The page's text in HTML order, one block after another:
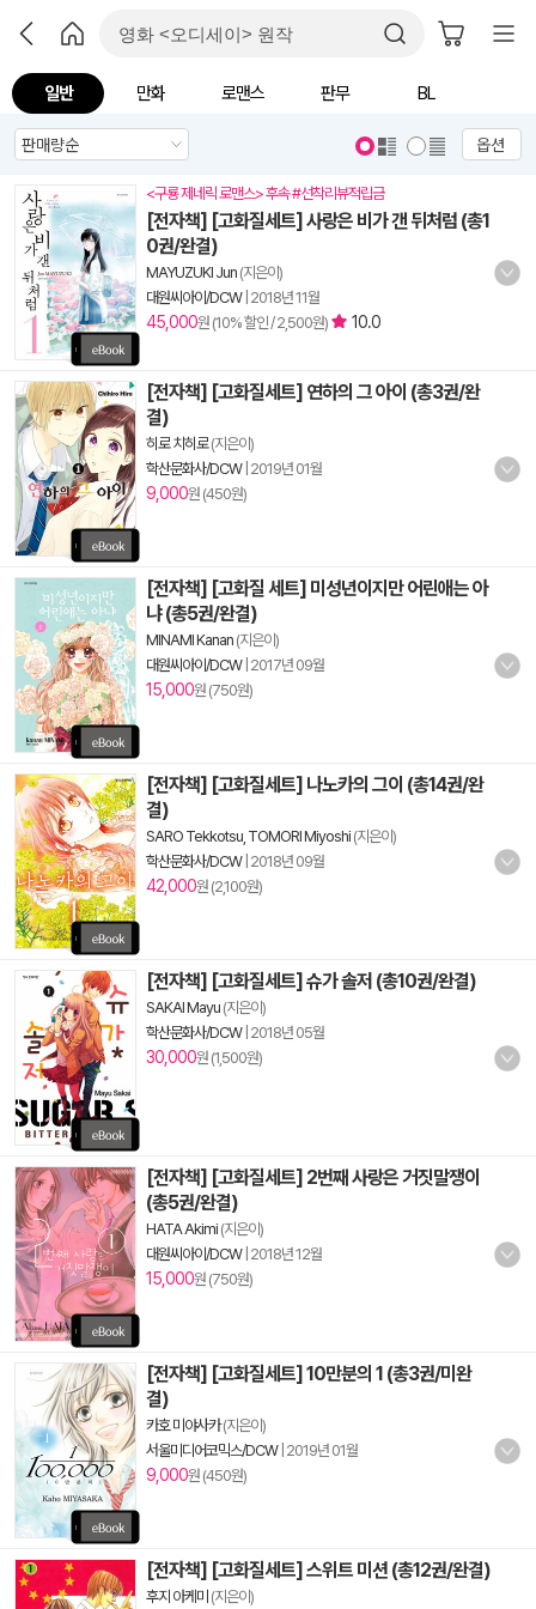
일반 만화 로맨스 판무 BL
옵션
<구룡 제네릭 로맨스> 후속 #선착리뷰적립금
[전자책] [고화질세트] 사랑은 비가 갠 뒤처럼 (총1
0권/완결)
MAYUZUKI Jun (지은이)
대원씨아이/DCW| 2018년 11월
45,000원 (10% 할인 / 2,500원) 10.0
[전자책] [고화질세트] 연하의 그 아이 (총3권/완
결)
히로 치히로(지은이)
학산문화사/DCW| 2019년 01월
9,000원 (450원)
[전자책] [고화질 세트] 미성년이지만 어린애는 아
냐 (총5권/완결)
MINAMI Kanan (지은이)
대원씨아이/DCW| 2017년 09월
15,000원 (750원)
[전자책] [고화질세트] 나노카의 그이 (총14권/완
결)
SARO Tekkotsu, TOMORI Miyoshi (지은이)
학산문화사/DCW| 2018년 09월
42,000원 (2,100원)
[전자책] [고화질세트] 슈가 솔저 (총10권/완결)
SAKAI Mayu (지은이)
학산문화사/DCW| 2018년 05월
30,000원 (1,500원)
[전자책] [고화질세트] 2번째 사랑은 거짓말쟁이
(총5권/완결)
HATA Akimi (지은이)
대원씨아이/DCW| 2018년 12월
15,000원 (750원)
[전자책] [고화질세트] 10만분의 1 (총3권/미완
결)
카호 미야사카(지은이)
서울미디어코믹스/DCW| 2019년 01월
9,000원 (450원)
[전자책] [고화질세트] 스위트 미션 (총12권/완결)
후지 아케미 (지은이)